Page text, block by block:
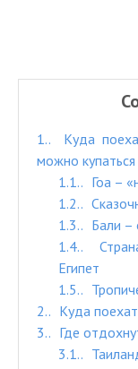
1.
Куда
можно купаться
1.1.
Гоа –
1.2.
1.3.
Бали –
1.4.
Египет
1.5.
2.
Куда
3.
Где
3.1.